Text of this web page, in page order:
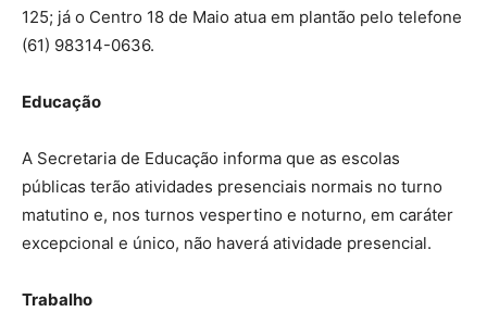
125; já o Centro 18 de Maio atua em plantão pelo telefone
(61) 98314-0636.
Educação
A Secretaria de Educação informa que as escolas
públicas terão atividades presenciais normais no turno
matutino e, nos turnos vespertino e noturno, em caráter
excepcional e único, não haverá atividade presencial.
Trabalho